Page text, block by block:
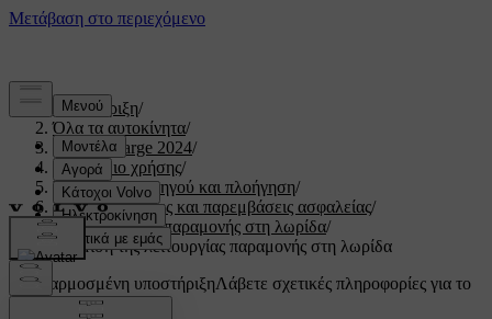
Υποστήριξη/
Όλα τα αυτοκίνητα/
C40 Recharge 2024/
Εγχειρίδιο χρήσης/
Υποστήριξη οδηγού και πλοήγηση/
Προειδοποιήσεις και παρεμβάσεις ασφαλείας/
Υποβοήθηση παραμονής στη λωρίδα/
Ρύθμιση της λειτουργίας παραμονής στη λωρίδα
Προσαρμοσμένη υποστήριξηΛάβετε σχετικές πληροφορίες για το
δικό σας αυτοκίνητο.